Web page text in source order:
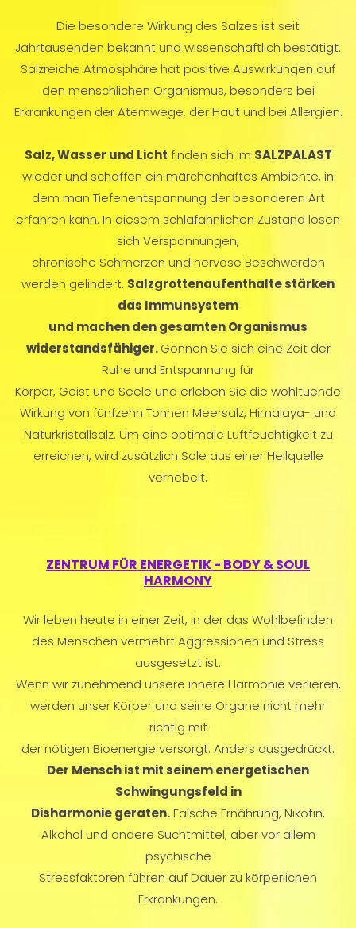
Die besondere Wirkung des Salzes ist seit
Jahrtausenden bekannt und wissenschaftlich bestätigt.
Salzreiche Atmosphäre hat positive Auswirkungen auf
den menschlichen Organismus, besonders bei
Erkrankungen der Atemwege, der Haut und bei Allergien.
Salz, Wasser und Licht finden sich im SALZPALAST
wieder und schaffen ein märchenhaftes Ambiente, in
dem man Tiefenentspannung der besonderen Art
erfahren kann. In diesem schlafähnlichen Zustand lösen
sich Verspannungen,
chronische Schmerzen und nervöse Beschwerden
werden gelindert. Salzgrottenaufenthalte stärken
das Immunsystem
und machen den gesamten Organismus
widerstandsfähiger.Gönnen Sie sich eine Zeit der
Ruhe und Entspannung für
Körper, Geist und Seele und erleben Sie die wohltuende
Wirkung von fünfzehn Tonnen Meersalz, Himalaya- und
Naturkristallsalz. Um eine optimale Luftfeuchtigkeit zu
erreichen, wird zusätzlich Sole aus einer Heilquelle
vernebelt.
ZENTRUM FÜR ENERGETIK - BODY & SOUL
HARMONY
Wir leben heute in einer Zeit, in der das Wohlbefinden
des Menschen vermehrt Aggressionen und Stress
ausgesetzt ist.
Wenn wir zunehmend unsere innere Harmonie verlieren,
werden unser Körper und seine Organe nicht mehr
richtig mit
der nötigen Bioenergie versorgt. Anders ausgedrückt:
Der Mensch ist mit seinem energetischen
Schwingungsfeld in
Disharmonie geraten.Falsche Ernährung, Nikotin,
Alkohol und andere Suchtmittel, aber vor allem
psychische
Stressfaktoren führen auf Dauer zu körperlichen
Erkrankungen.